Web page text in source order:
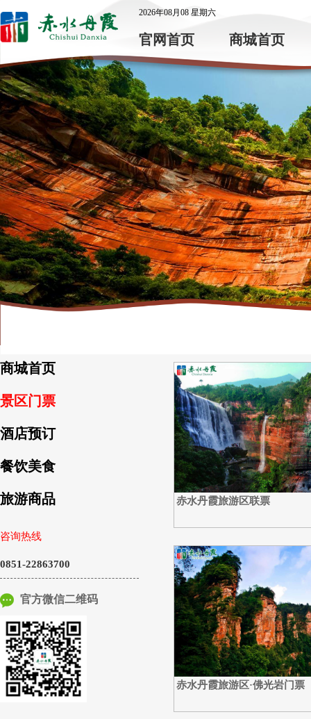
2026年08月08 星期六
官网首页 商城首页
商城首页
景区门票
酒店预订
餐饮美食
旅游商品
咨询热线
0851-22863700
 官方微信二维码
赤水丹霞旅游区联票
赤水丹霞旅游区·佛光岩门票